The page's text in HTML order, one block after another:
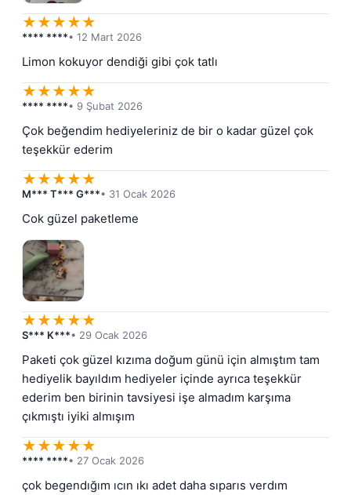
★★★★★
**** ****• 12 Mart 2026
Limon kokuyor dendiği gibi çok tatlı
★★★★★
**** ****• 9 Şubat 2026
Çok beğendim hediyeleriniz de bir o kadar güzel çok
teşekkür ederim
★★★★★
M*** T*** G***• 31 Ocak 2026
Cok güzel paketleme
★★★★★
S*** K***• 29 Ocak 2026
Paketi çok güzel kızıma doğum günü için almıştım tam
hediyelik bayıldım hediyeler içinde ayrıca teşekkür
ederim ben birinin tavsiyesi işe almadım karşıma
çıkmıştı iyiki almışım
★★★★★
**** ****• 27 Ocak 2026
çok begendığım ıcın ıkı adet daha sıparıs verdım